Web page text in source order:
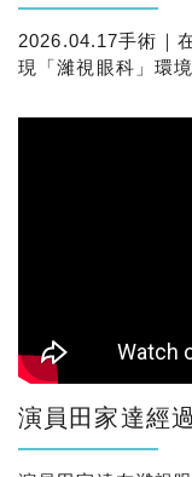
2026.04.17手術｜
現「濰視眼科」環
演員田家達經過審慎評估